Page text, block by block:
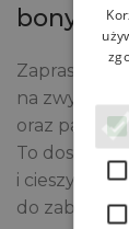
bony
Zapraszamy
na
oraz paczki
To
i cieszyć się
do zabawy i